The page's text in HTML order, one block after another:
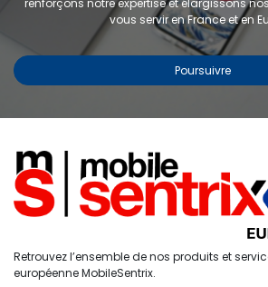
Accueil Recherche
0
Coque de protection
personnalisable pour
Pro Max - FORWARD -
RÉF : FW-KZ5-2
Étiquettes : AUTRES
renforçons notre expertise et élargissons
vous servir en France et en
Poursuivre
Retrouvez l’ensemble de nos produits et
européenne MobileSentrix.